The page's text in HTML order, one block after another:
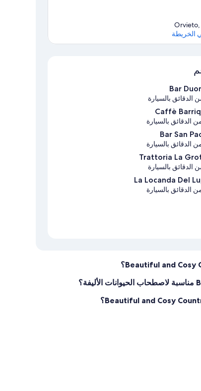
Bar
Caffè
Bar San
Trattoria La
La Locanda Del